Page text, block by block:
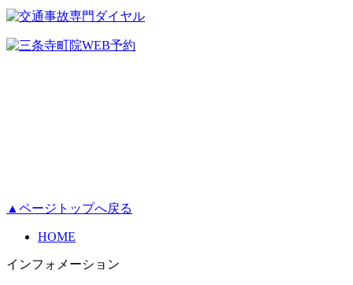
▲ページトップへ戻る
HOME
インフォメーション